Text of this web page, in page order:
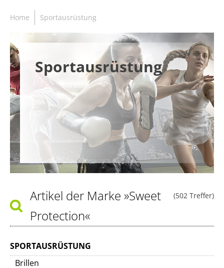
Home Sportausrüstung
Sportausrüstung
(502 Treffer)
Artikel der Marke »Sweet
Protection«
SPORTAUSRÜSTUNG
Brillen